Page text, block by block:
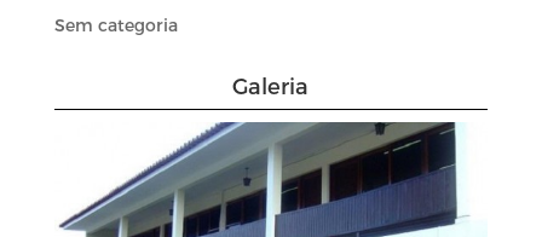
Sem categoria
Galeria